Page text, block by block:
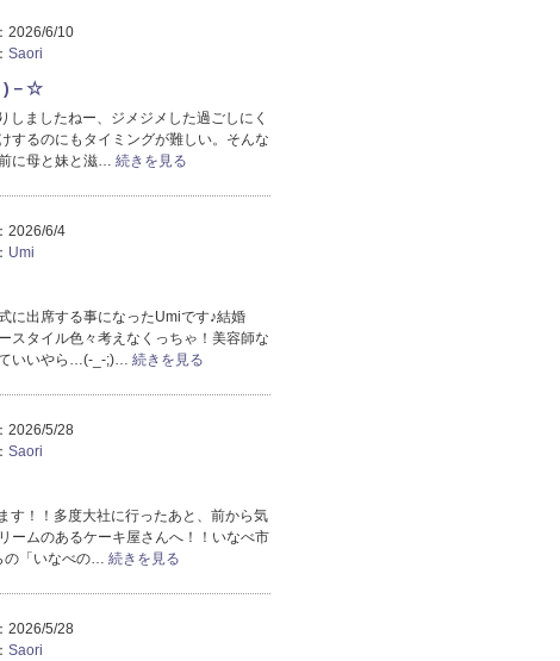
2026/6/10
Saori
)－☆
しましたねー、ジメジメした過ごしにく
するのにもタイミングが難しい。そんな
に母と妹と滋… 続きを見る
2026/6/4
Umi
に出席する事になったUmiです♪結婚
スタイル色々考えなくっちゃ！美容師な
いいやら…(-_-;)… 続きを見る
2026/5/28
Saori
す！！多度大社に行ったあと、前から気
ームのあるケーキ屋さんへ！！いなべ市
の「いなべの… 続きを見る
2026/5/28
Saori